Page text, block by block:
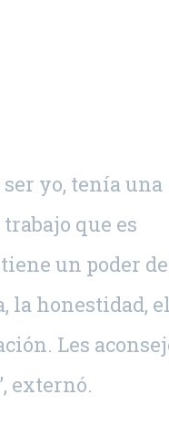
yo, tenía una
que es
un poder de
la honestidad,
Les
externó.